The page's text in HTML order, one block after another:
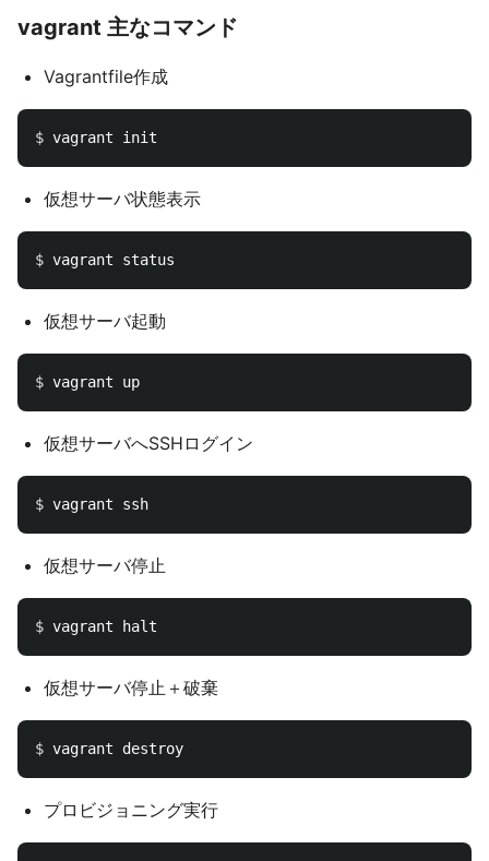
vagrant 主なコマンド
Vagrantfile作成
$
仮想サーバ状態表示
$
仮想サーバ起動
$
仮想サーバへSSHログイン
$
仮想サーバ停止
$
仮想サーバ停止＋破棄
$
プロビジョニング実行